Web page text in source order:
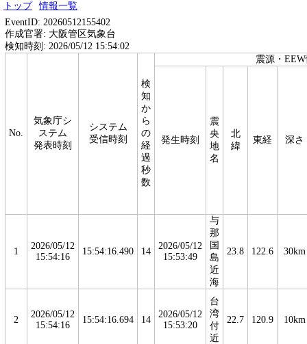
トップ
情報一覧
EventID: 20260512155402
作成官署: 大阪管区気象台
検知時刻: 2026/05/12 15:54:02
No.
気象庁シ
ステム
発表時刻
システム
受信時刻
検
知
か
ら
の
経
過
秒
数
震源・
発生時刻
震
央
地
名
北
緯
東経 深さ
1
2026/05/12
15:54:16
15:54:16.490 14
2026/05/12
15:53:49
与
那
国
島
近
海
23.8 122.6 30km
2
2026/05/12
15:54:16
15:54:16.694 14
2026/05/12
15:53:20
台
湾
付
近
22.7 120.9 10km